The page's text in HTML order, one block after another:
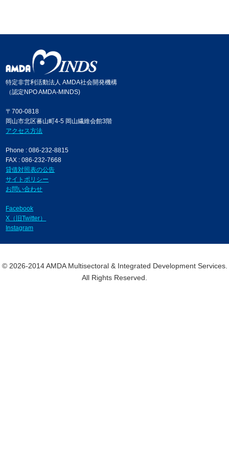
特定非営利活動法人 AMDA社会開発機構
（認定NPO AMDA-MINDS)
〒700-0818
岡山市北区蕃山町4-5 岡山繊維会館3階
アクセス方法
Phone : 086-232-8815
FAX : 086-232-7668
貸借対照表の公告
サイトポリシー
お問い合わせ
Facebook
X（旧Twitter）
Instagram
© 2026-2014 AMDA Multisectoral & Integrated Development Services.
All Rights Reserved.